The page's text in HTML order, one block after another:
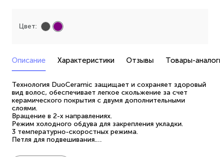
Цвет:
Описание Характеристики Отзывы Товары-
Технология DuoCeramic защищает и сохраняет здоровый
вид волос, обеспечивает легкое скольжение за счет
керамического покрытия с двумя дополнительными
слоями.
Вращение в 2-х направлениях.
Режим холодного обдува для закрепления укладки.
3 температурно-скоростных режима.
Петля для подвешивания.
В комплекте 2 насадки: